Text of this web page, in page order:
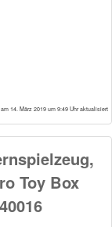
14. März 2019 um 9:49 Uhr aktualisiert
Toy Box